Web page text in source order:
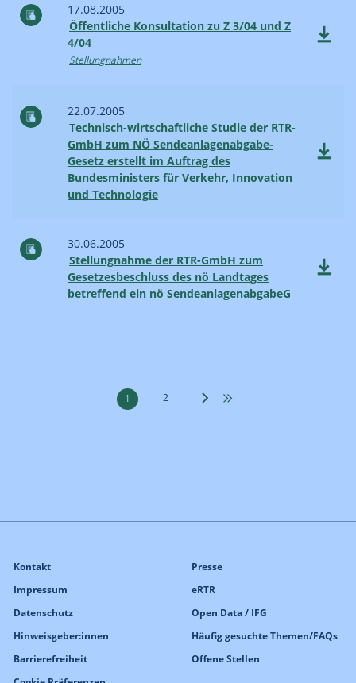
17.08.2005
Öffentliche Konsultation zu Z 3/04 und Z
4/04
Stellungnahmen
22.07.2005
Technisch-wirtschaftliche Studie der RTR-
GmbH zum NÖ Sendeanlagenabgabe-
Gesetz erstellt im Auftrag des
Bundesministers für Verkehr, Innovation
und Technologie
30.06.2005
Stellungnahme der RTR-GmbH zum
Gesetzesbeschluss des nö Landtages
betreffend ein nö SendeanlagenabgabeG
1 2
Kontakt
Impressum
Datenschutz
Hinweisgeber:innen
Barrierefreiheit
Presse
eRTR
Open Data / IFG
Häufig gesuchte Themen/FAQs
Offene Stellen